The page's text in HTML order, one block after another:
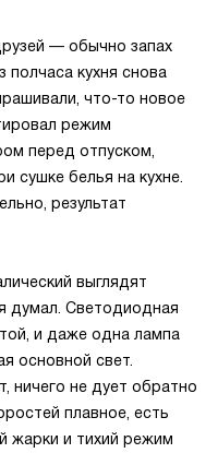
— обычно запах
полчаса кухня снова
что-то новое
режим
перед отпуском,
сушке белья на кухне.
результат
выглядят
думал. Светодиодная
и даже одна лампа
основной свет.
ничего не дует обратно
плавное, есть
жарки и тихий режим